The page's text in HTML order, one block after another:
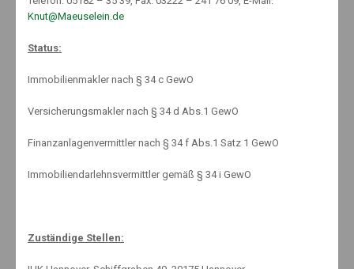
MEIN VERMÖGEN GEGEN
INFLATION SCHÜTZEN
Die Deutschen haben seit Beginn der Corona-Pandemie wegen der
Freizeitaktivitäten so viel gespart wie nie zuvor. Insgesamt legten sie
Knut@Maeuselein.de
Status:
Immobilienmakler nach § 34 c GewO
Versicherungsmakler nach § 34 d Abs.1 GewO
Finanzanlagenvermittler nach § 34 f Abs.1 Satz 1 GewO
Immobiliendarlehnsvermittler gemäß § 34 i GewO
Zuständige Stellen: